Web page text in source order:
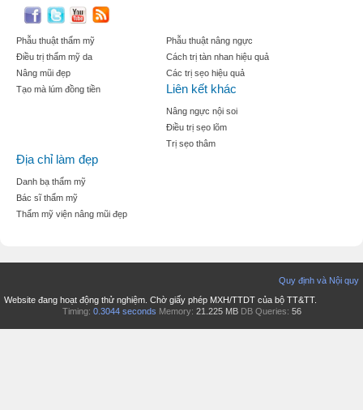
Phẫu thuật thẩm mỹ
Điều trị thẩm mỹ da
Nâng mũi đẹp
Tạo mà lúm đồng tiền
Phẫu thuật nâng ngực
Cách trị tàn nhan hiệu quả
Các trị sẹo hiệu quả
Liên kết khác
Nâng ngực nội soi
Điều trị sẹo lõm
Trị sẹo thâm
Địa chỉ làm đẹp
Danh bạ thẩm mỹ
Bác sĩ thẩm mỹ
Thẩm mỹ viện nâng mũi đẹp
Quy định và Nội quy
Website đang hoạt động thử nghiệm. Chờ giấy phép MXH/TTDT của bộ TT&TT.
Timing: 0.3044 seconds Memory: 21.225 MB DB Queries: 56